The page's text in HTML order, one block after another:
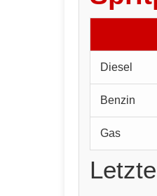
Diesel
Benzin
Gas